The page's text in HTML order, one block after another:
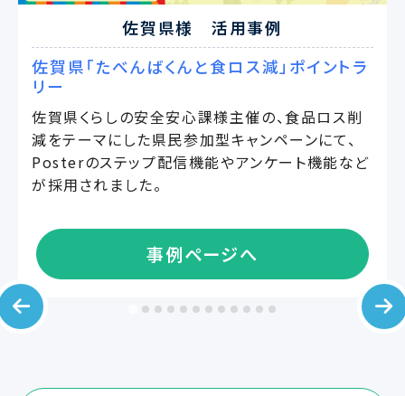
佐賀県様 活用事例
佐賀県「たべんばくんと食ロス減」ポイントラ
リー
佐賀県くらしの安全安心課様主催の、食品ロス削
減をテーマにした県民参加型キャンペーンにて、
Posterのステップ配信機能やアンケート機能など
が採用されました。
事例ページへ